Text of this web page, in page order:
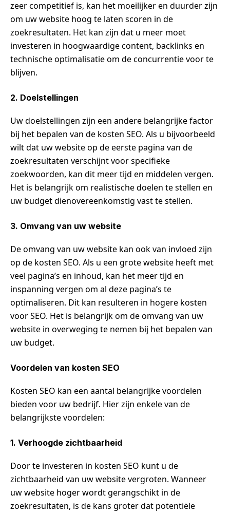
zeer competitief is, kan het moeilijker en duurder zijn
om uw website hoog te laten scoren in de
zoekresultaten. Het kan zijn dat u meer moet
investeren in hoogwaardige content, backlinks en
technische optimalisatie om de concurrentie voor te
blijven.
2. Doelstellingen
Uw doelstellingen zijn een andere belangrijke factor
bij het bepalen van de kosten SEO. Als u bijvoorbeeld
wilt dat uw website op de eerste pagina van de
zoekresultaten verschijnt voor specifieke
zoekwoorden, kan dit meer tijd en middelen vergen.
Het is belangrijk om realistische doelen te stellen en
uw budget dienovereenkomstig vast te stellen.
3. Omvang van uw website
De omvang van uw website kan ook van invloed zijn
op de kosten SEO. Als u een grote website heeft met
veel pagina’s en inhoud, kan het meer tijd en
inspanning vergen om al deze pagina’s te
optimaliseren. Dit kan resulteren in hogere kosten
voor SEO. Het is belangrijk om de omvang van uw
website in overweging te nemen bij het bepalen van
uw budget.
Voordelen van kosten SEO
Kosten SEO kan een aantal belangrijke voordelen
bieden voor uw bedrijf. Hier zijn enkele van de
belangrijkste voordelen:
1. Verhoogde zichtbaarheid
Door te investeren in kosten SEO kunt u de
zichtbaarheid van uw website vergroten. Wanneer
uw website hoger wordt gerangschikt in de
zoekresultaten, is de kans groter dat potentiële